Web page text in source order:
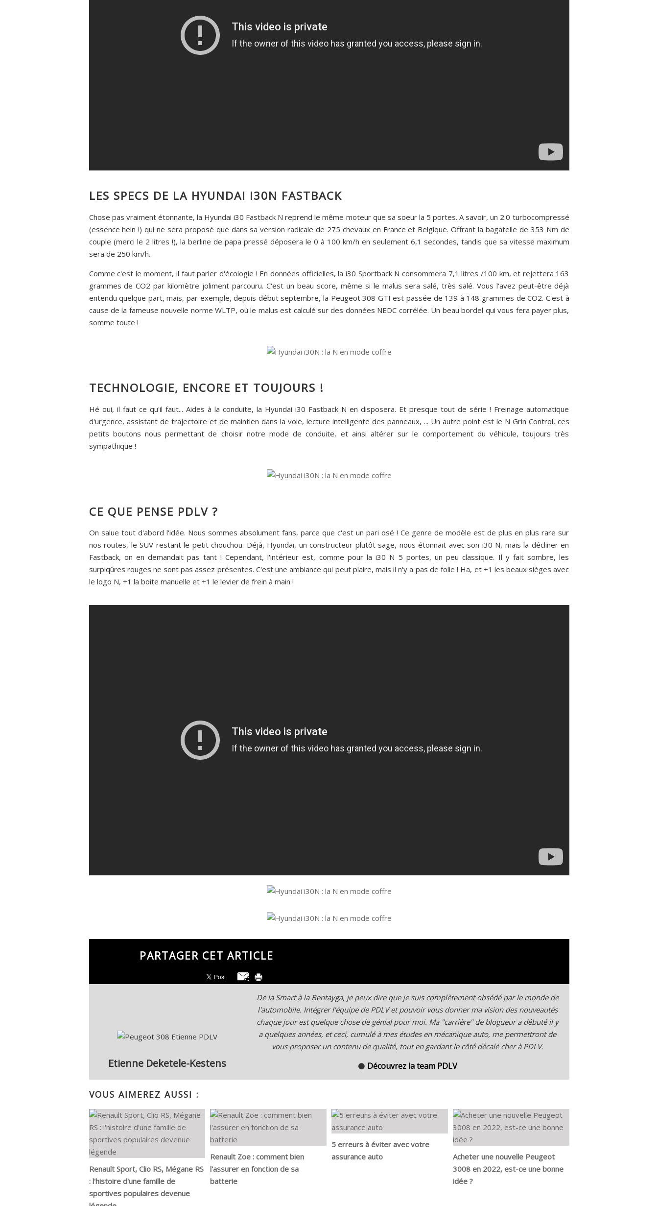
LES SPECS DE LA HYUNDAI I30N FASTBACK
Chose pas vraiment étonnante, la Hyundai i30 Fastback N reprend le même moteur que sa soeur la 5 portes. A savoir, un 2.0 turbocompressé
(essence hein !) qui ne sera proposé que dans sa version radicale de 275 chevaux en France et Belgique. Offrant la bagatelle de 353 Nm de
couple (merci le 2 litres !), la berline de papa pressé déposera le 0 à 100 km/h en seulement 6,1 secondes, tandis que sa vitesse maximum
sera de 250 km/h.
Comme c'est le moment, il faut parler d'écologie ! En données officielles, la i30 Sportback N consommera 7,1 litres /100 km, et rejettera 163
grammes de CO2 par kilomètre joliment parcouru. C'est un beau score, même si le malus sera salé, très salé. Vous l'avez peut-être déjà
entendu quelque part, mais, par exemple, depuis début septembre, la Peugeot 308 GTI est passée de 139 à 148 grammes de CO2. C'est à
cause de la fameuse nouvelle norme WLTP, où le malus est calculé sur des données NEDC corrélée. Un beau bordel qui vous fera payer plus,
somme toute !
TECHNOLOGIE, ENCORE ET TOUJOURS !
Hé oui, il faut ce qu'il faut... Aides à la conduite, la Hyundai i30 Fastback N en disposera. Et presque tout de série ! Freinage automatique
d'urgence, assistant de trajectoire et de maintien dans la voie, lecture intelligente des panneaux, ... Un autre point est le N Grin Control, ces
petits boutons nous permettant de choisir notre mode de conduite, et ainsi altérer sur le comportement du véhicule, toujours très
sympathique !
CE QUE PENSE PDLV ?
On salue tout d'abord l'idée. Nous sommes absolument fans, parce que c'est un pari osé ! Ce genre de modèle est de plus en plus rare sur
nos routes, le SUV restant le petit chouchou. Déjà, Hyundai, un constructeur plutôt sage, nous étonnait avec son i30 N, mais la décliner en
Fastback, on en demandait pas tant ! Cependant, l'intérieur est, comme pour la i30 N 5 portes, un peu classique. Il y fait sombre, les
surpiqûres rouges ne sont pas assez présentes. C'est une ambiance qui peut plaire, mais il n'y a pas de folie ! Ha, et +1 les beaux sièges avec
le logo N, +1 la boite manuelle et +1 le levier de frein à main !
PARTAGER CET ARTICLE
De la Smart à la Bentayga, je peux dire que je suis complètement obsédé par le monde de
l'automobile. Intégrer l'équipe de PDLV et pouvoir vous donner ma vision des nouveautés
chaque jour est quelque chose de génial pour moi. Ma "carrière" de blogueur a débuté il y
a quelques années, et ceci, cumulé à mes études en mécanique auto, me permettront de
vous proposer un contenu de qualité, tout en gardant le côté décalé cher à PDLV.
⚫ Découvrez la team PDLV
Etienne Deketele-Kestens
VOUS AIMEREZ AUSSI :
Renault Sport, Clio RS, Mégane RS
: l'histoire d'une famille de
sportives populaires devenue
Renault Zoe : comment bien
l'assurer en fonction de sa
batterie
5 erreurs à éviter avec votre
assurance auto
Acheter une nouvelle Peugeot
3008 en 2022, est-ce une bonne
idée ?